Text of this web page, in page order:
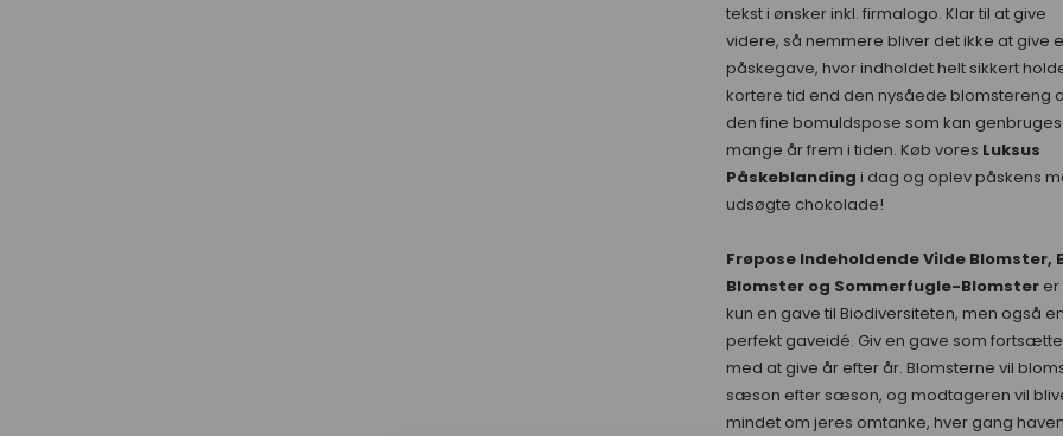
tekst i ønsker inkl. firmalogo. Klar til at give
videre, så nemmere bliver det ikke at give
påskegave, hvor indholdet helt sikkert
kortere tid end den nysåede blomstereng
den fine bomuldspose som kan genbruges
mange år frem i tiden. Køb vores Luksus
Påskeblanding i dag og oplev påskens
udsøgte chokolade!
Frøpose Indeholdende Vilde Blomster,
Blomster og Sommerfugle-Blomsterer
kun en gave til Biodiversiteten, men også en
perfekt gaveidé. Giv en gave som
med at give år efter år. Blomsterne vil
sæson efter sæson, og modtageren vil
mindet om jeres omtanke, hver gang haven